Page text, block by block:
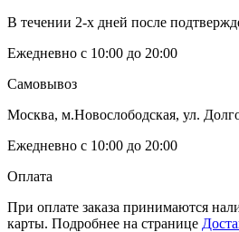
В течении 2-х дней после
Ежедневно с 10:00 до 20:00
Самовывоз
Москва, м.Новослободская, ул.
Ежедневно с 10:00 до 20:00
Оплата
При оплате заказа принимаются
карты. Подробнее на странице